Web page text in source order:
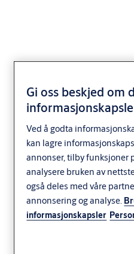
Wall
Device
Access Control CLIQ
Gi oss beskjed om
Ved å godta
kan lagre
annonser, tilby funksjoner
analysere bruken av
også deles med våre
annonsering og analyse.
informasjonskapsler